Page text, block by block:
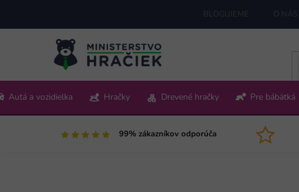
obsah
BLOGUJEME O NÁS
Pon-Pia 9:00-15:00
Autá a vozidielka Hračky Drevené hračky Pre bábätká
99% zákazníkov odporúča